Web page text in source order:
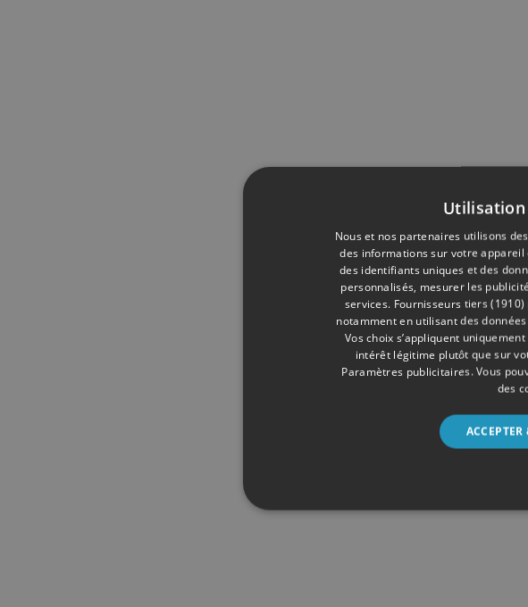
Utilisation
Nous et nos partenaires utilisons
des informations sur votre
des identifiants uniques et des
personnalisés, mesurer les
services. Fournisseurs tiers (1910)
notamment en utilisant des
Vos choix s’appliquent
intérêt légitime plutôt que sur
Paramètres publicitaires. Vous
des